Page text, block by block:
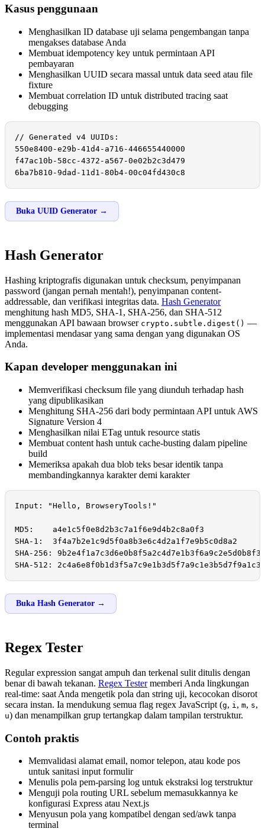
Kasus penggunaan
Menghasilkan ID database uji selama pengembangan tanpa
mengakses database Anda
Membuat idempotency key untuk permintaan API
pembayaran
Menghasilkan UUID secara massal untuk data seed atau file
fixture
Membuat correlation ID untuk distributed tracing saat
debugging
// Generated v4 UUIDs:
550e8400-e29b-41d4-a716-446655440000
f47ac10b-58cc-4372-a567-0e02b2c3d479
6ba7b810-9dad-11d1-80b4-00c04fd430c8
Buka UUID Generator →
Hash Generator
Hashing kriptografis digunakan untuk checksum, penyimpanan
password (jangan pernah mentah!), penyimpanan content-
addressable, dan verifikasi integritas data. Hash Generator
menghitung hash MD5, SHA-1, SHA-256, dan SHA-512
menggunakan API bawaan browser crypto.subtle.digest() —
implementasi mendasar yang sama dengan yang digunakan OS
Anda.
Kapan developer menggunakan ini
Memverifikasi checksum file yang diunduh terhadap hash
yang dipublikasikan
Menghitung SHA-256 dari body permintaan API untuk AWS
Signature Version 4
Menghasilkan nilai ETag untuk resource statis
Membuat content hash untuk cache-busting dalam pipeline
build
Memeriksa apakah dua blob teks besar identik tanpa
membandingkannya karakter demi karakter
Input: "Hello, BrowseryTools!"
MD5:    a4e1c5f0e8d2b3c7a1f6e9d4b2c8a0f3
SHA-1:  3f4a7b2e1c9d5f0a8b3e6c4d2a1f7e9b5c0d8a2
SHA-256:
SHA-512:
Buka Hash Generator →
Regex Tester
Regular expression sangat ampuh dan terkenal sulit ditulis dengan
benar di bawah tekanan. Regex Testermemberi Anda lingkungan
real-time: saat Anda mengetik pola dan string uji, kecocokan disorot
secara instan. Ia mendukung semua flag regex JavaScript (g, i , m, s,
u) dan menampilkan grup tertangkap dalam tampilan terstruktur.
Contoh praktis
Memvalidasi alamat email, nomor telepon, atau kode pos
untuk sanitasi input formulir
Menulis pola pem-parsing log untuk ekstraksi log terstruktur
Menguji pola routing URL sebelum memasukkannya ke
konfigurasi Express atau Next.js
Menyusun pola yang kompatibel dengan sed/awk tanpa
terminal